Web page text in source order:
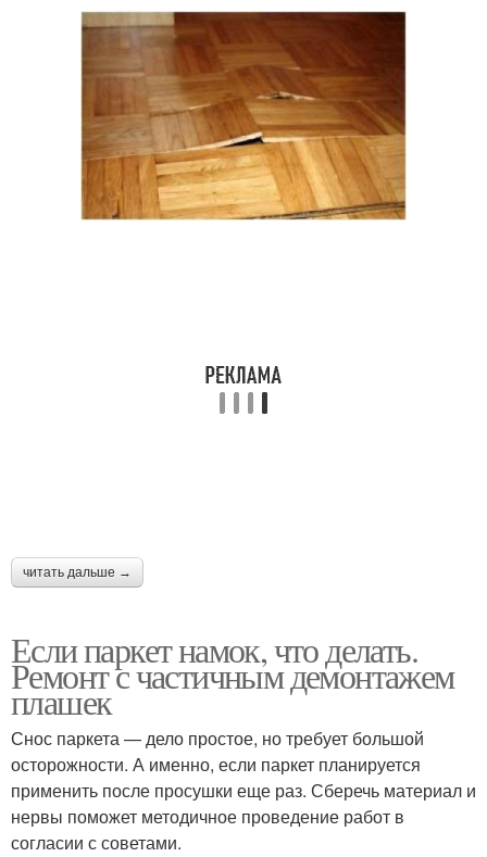
читать дальше →
Если паркет намок, что делать.
Ремонт с частичным демонтажем
плашек
Снос паркета — дело простое, но требует большой
осторожности. А именно, если паркет планируется
применить после просушки еще раз. Сберечь материал и
нервы поможет методичное проведение работ в
согласии с советами.